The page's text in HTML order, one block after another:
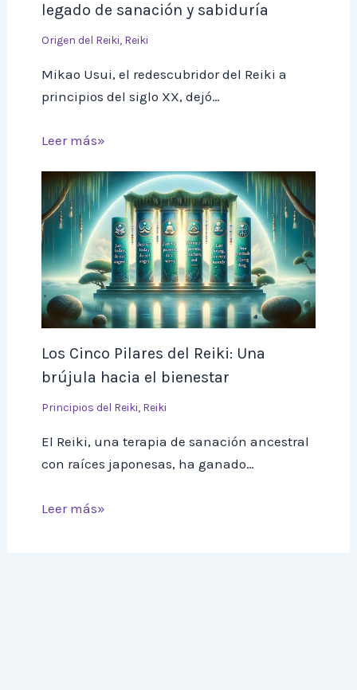
legado de sanación y sabiduría
Origen del Reiki, Reiki
Mikao Usui, el redescubridor del Reiki a
principios del siglo XX, dejó…
Leer más»
Los Cinco Pilares del Reiki: Una
brújula hacia el bienestar
Principios del Reiki, Reiki
El Reiki, una terapia de sanación ancestral
con raíces japonesas, ha ganado…
Leer más»